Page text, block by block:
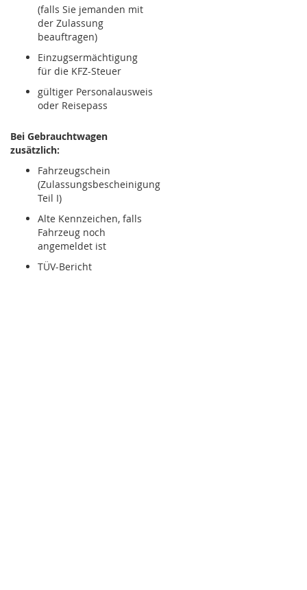
(falls Sie jemanden mit
der Zulassung
beauftragen)
Einzugsermächtigung
für die KFZ-Steuer
gültiger Personalausweis
oder Reisepass
Bei Gebrauchtwagen
zusätzlich:
Fahrzeugschein
(Zulassungsbescheinigung
Teil I)
Alte Kennzeichen, falls
Fahrzeug noch
angemeldet ist
TÜV-Bericht